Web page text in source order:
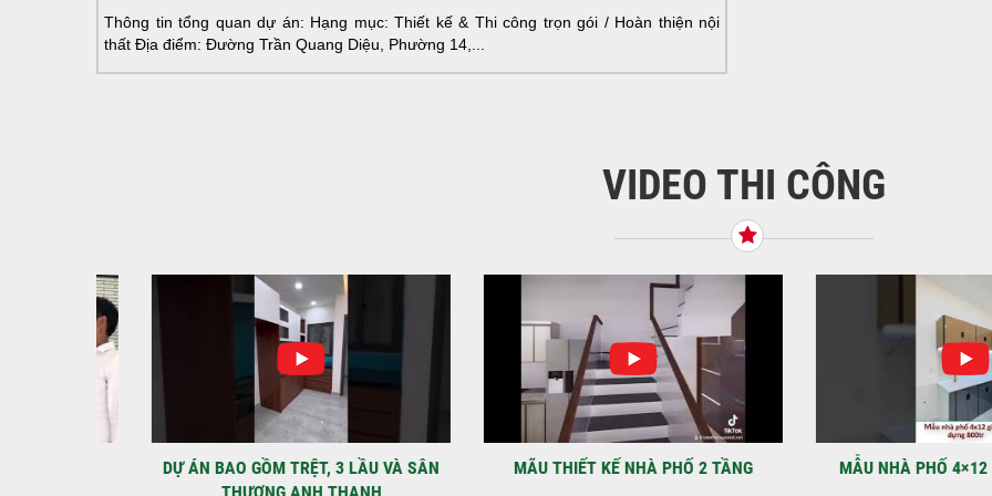
Thông tin tổng quan dự án: Hạng mục: Thiết kế & Thi công trọn gói / Hoàn thiện nội
thất Địa điểm: Đường Trần Quang Diệu, Phường 14,...
Địa
Kỳ
VIDEO THI CÔNG
DỰ ÁN BAO GỒM TRỆT, 3 LẦU VÀ SÂN
THƯỢNG ANH THANH
MÃU THIẾT KẾ NHÀ PHỐ 2 TẦNG MẪU NHÀ PHỐ 4×12 1